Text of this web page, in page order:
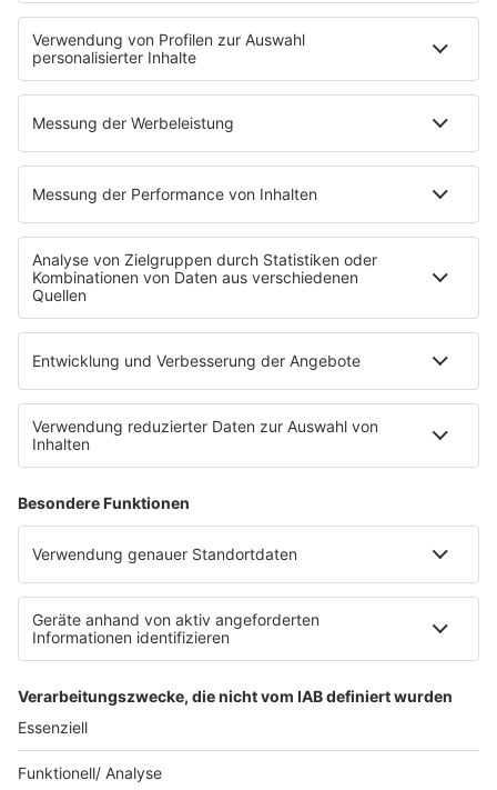
Fitness mit M.A.R.K
Glück in Worten
Todesursache
Niemand muss ein Promi sein
PROGRAMM
Mit den Waffeln einer Frau
SERVICE
Empfang
barba radio App
Impressum
Datenschutz Facebook & Instagram
Datenschutzeinstellungen
Clubbedingungen
Werbung schalten
Waffel-Werbepartner
80s80s.de
90s90s.de
Schlagerplanetradio.com
1deutsch.de
WEIHNACHTSMUSIK.FM